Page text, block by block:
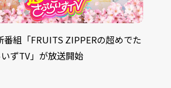
番組「FRUITS ZIPPERの超めでた
ずTV」が放送開始